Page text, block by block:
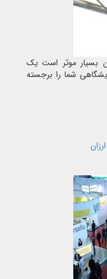
بسیار موثر است یک
شما را برجسته